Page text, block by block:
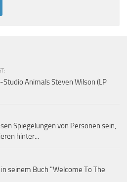
Studio Animals Steven Wilson (LP
Spiegelungen von Personen sein,
hinter...
seinem Buch "Welcome To The